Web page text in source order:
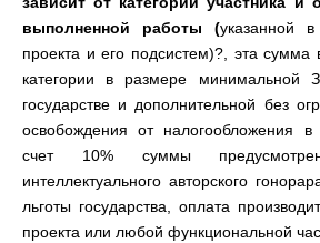
выполненной работы (указанной
проекта и его подсистем)?, эта сумма
категории в размере минимальной
государстве и дополнительной без
освобождения от налогообложения
счет10% суммы
интеллектуального авторского
льготы государства
оплата
проекта или любой функциональной